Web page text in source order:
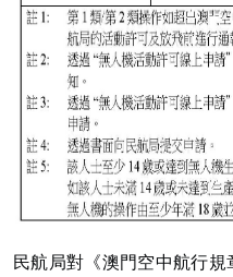
民航局對《澳門空中航行